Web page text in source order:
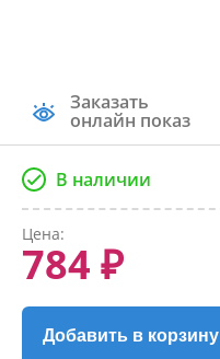
Заказать
онлайн показ
В наличии
Цена:
784 ₽
Добавить в корзину